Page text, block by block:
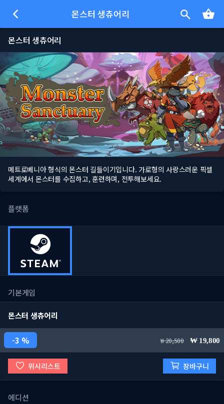
몬스터 생츄어리
몬스터 생츄어리
메트로베니아 형식의 몬스터 길들이기입니다. 가로형의 사랑스러운 픽셀
세계에서 몬스터를 수집하고, 훈련하며, 전투해보세요.
플랫폼
기본게임
몬스터 생츄어리
3 % 20,500 19,800
위시리스트 장바구니
에디션